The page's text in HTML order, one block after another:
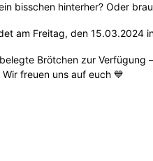
bisschen hinterher? Oder
am Freitag, den 15.03.2024
Brötchen zur
freuen uns auf euch 💙